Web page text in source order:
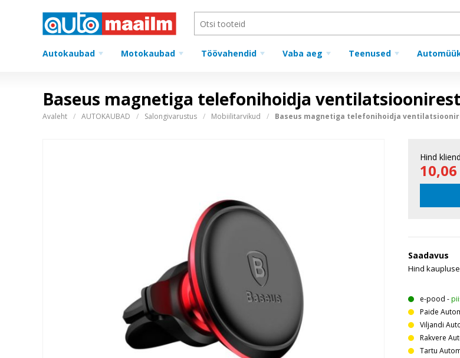
Autokaubad Motokaubad Töövahendid Vaba aeg Teenused
Baseus magnetiga telefonihoidja
Avaleht AUTOKAUBAD Salongivarustus Mobiilitarvikud Baseus magnetiga telefonihoidja
Hind
Saadavus
Hind
e-pood -
Paide
Viljandi
Rakvere
Tartu